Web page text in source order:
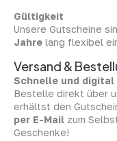
Gültigkeit
Unsere Gutscheine
Jahre lang flexibel
Versand &
Schnelle und digital
Bestelle direkt über
erhältst den
per E-Mail zum
Geschenke!